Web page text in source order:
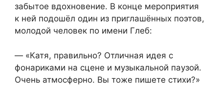
забытое вдохновение. В конце мероприятия
к ней подошёл один из приглашённых поэтов,
молодой человек по имени Глеб:
— «Катя, правильно? Отличная идея с
фонариками на сцене и музыкальной паузой.
Очень атмосферно. Вы тоже пишете стихи?»